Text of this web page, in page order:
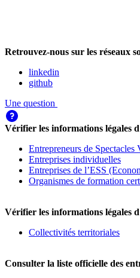
Retrouvez-nous sur les réseaux
linkedin
github
Une question
Vérifier les informations légales
Entrepreneurs de Spectacles
Entreprises individuelles
Entreprises de l’ESS
Organismes de formation
Vérifier les informations légales
Collectivités territoriales
Consulter la liste officielle des